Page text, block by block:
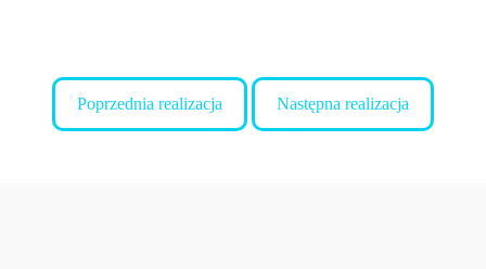
Poprzednia realizacja Następna realizacja